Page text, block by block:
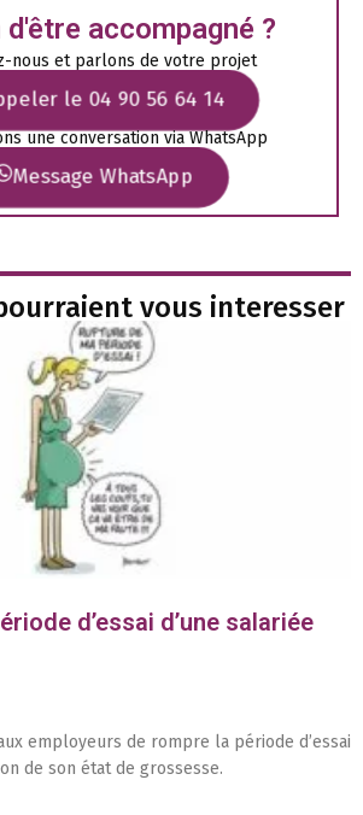
d'être accompagné ?
nous et parlons de votre projet
le 04 90 56 64 14
une conversation via WhatsApp
Message WhatsApp
vous interesser
d’essai d’une salariée
employeurs de rompre la période d’essai
de son état de grossesse.